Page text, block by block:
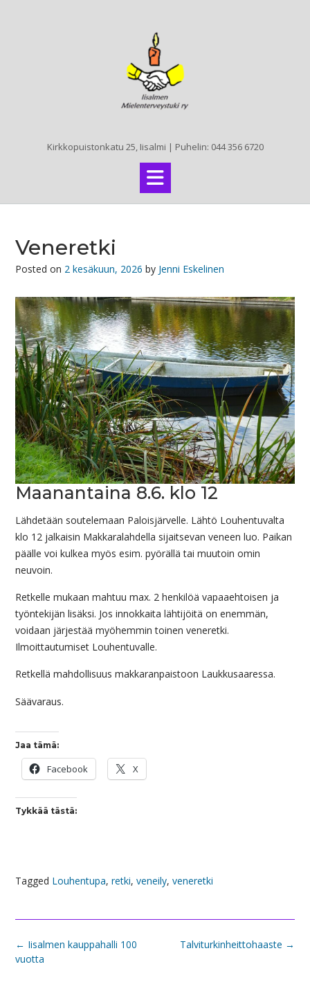
Kirkkopuistonkatu 25, Iisalmi | Puhelin: 044 356 6720
Veneretki
Posted on 2 kesäkuun, 2026 by Jenni Eskelinen
Maanantaina 8.6. klo 12
Lähdetään soutelemaan Paloisjärvelle. Lähtö Louhentuvalta
klo 12 jalkaisin Makkaralahdella sijaitsevan veneen luo. Paikan
päälle voi kulkea myös esim. pyörällä tai muutoin omin
neuvoin.
Retkelle mukaan mahtuu max. 2 henkilöä vapaaehtoisen ja
työntekijän lisäksi. Jos innokkaita lähtijöitä on enemmän,
voidaan järjestää myöhemmin toinen veneretki.
Ilmoittautumiset Louhentuvalle.
Retkellä mahdollisuus makkaranpaistoon Laukkusaaressa.
Säävaraus.
Jaa tämä:
Facebook X
Tykkää tästä:
Tagged Louhentupa, retki, veneily, veneretki
Post
navigation
Talviturkinheittohaaste →
← Iisalmen kauppahalli 100
vuotta